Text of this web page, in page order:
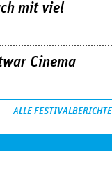
mit viel
Cinema
ALLE FESTIVALBERICHTE